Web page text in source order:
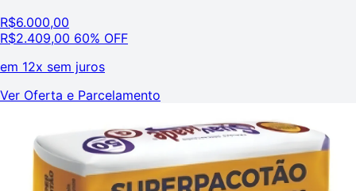
R$6.000,00
R$2.409,00 60% OFF
em 12x sem juros
Ver Oferta e Parcelamento